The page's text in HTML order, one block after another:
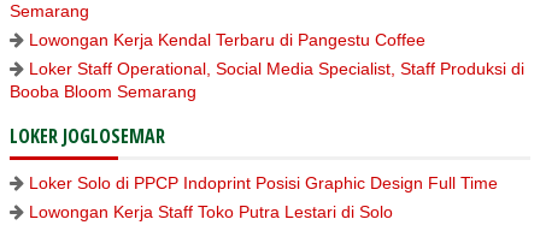
Semarang
Lowongan Kerja Kendal Terbaru di Pangestu Coffee
Loker Staff Operational, Social Media Specialist, Staff Produksi di
Booba Bloom Semarang
LOKER JOGLOSEMAR
Loker Solo di PPCP Indoprint Posisi Graphic Design Full Time
Lowongan Kerja Staff Toko Putra Lestari di Solo